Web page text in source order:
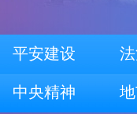
平安建设
中央精神